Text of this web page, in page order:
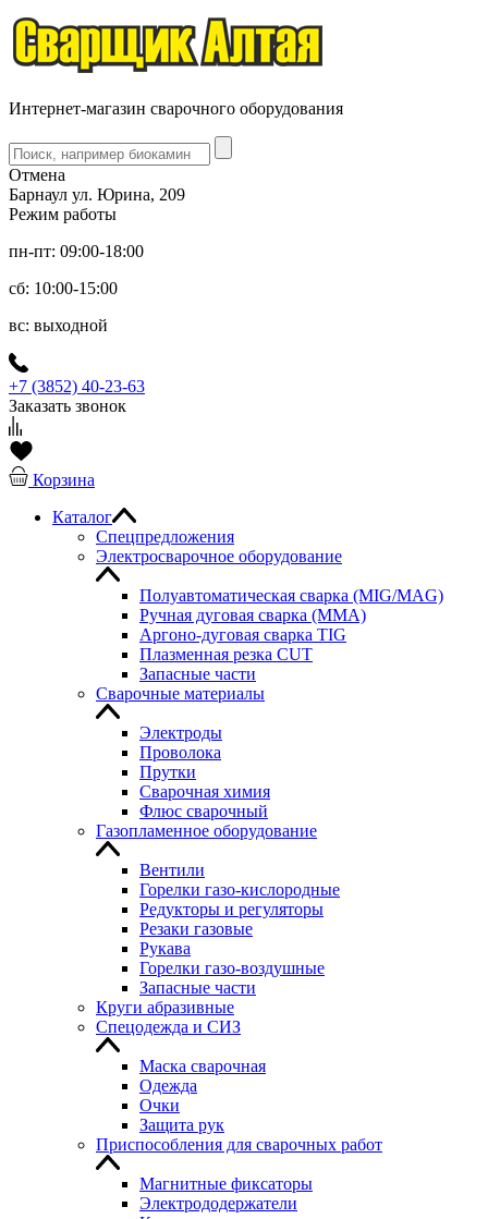
Интернет-магазин сварочного оборудования
Отмена
Барнаул ул. Юрина, 209
Режим работы
пн-пт: 09:00-18:00
сб: 10:00-15:00
вс: выходной
+7 (3852) 40-23-63
Заказать звонок
Корзина
Каталог
Спецпредложения
Электросварочное оборудование
Полуавтоматическая сварка (MIG/MAG)
Ручная дуговая сварка (MMA)
Аргоно-дуговая сварка TIG
Плазменная резка CUT
Запасные части
Сварочные материалы
Электроды
Проволока
Прутки
Сварочная химия
Флюс сварочный
Газопламенное оборудование
Вентили
Горелки газо-кислородные
Редукторы и регуляторы
Резаки газовые
Рукава
Горелки газо-воздушные
Запасные части
Круги абразивные
Спецодежда и СИЗ
Маска сварочная
Одежда
Очки
Защита рук
Приспособления для сварочных работ
Магнитные фиксаторы
Электрододержатели